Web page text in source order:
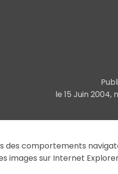
le 15 Juin 2004,
des comportements
images sur Internet